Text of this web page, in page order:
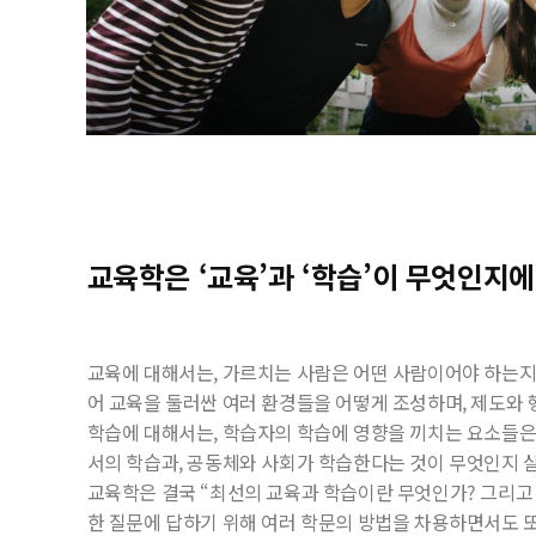
교육학은 ‘교육’과 ‘학습’이 무엇인지
교육에 대해서는, 가르치는 사람은 어떤 사람이어야하는지
어 교육을 둘러싼 여러 환경들을 어떻게 조성하며,제도와
학습에 대해서는, 학습자의 학습에 영향을 끼치는 요소들은
서의 학습과,공동체와 사회가 학습한다는 것이 무엇인지
교육학은 결국 “최선의 교육과 학습이란 무엇인가? 그리고
한 질문에 답하기 위해 여러 학문의 방법을차용하면서도